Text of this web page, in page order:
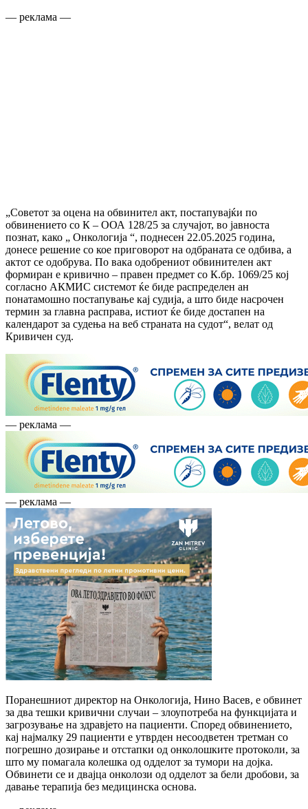
— реклама —
„Советот за оцена на обвинител акт, постапувајќи по
обвинението со К – ООА 128/25 за случајот, во јавноста
познат, како „ Онкологија “, поднесен 22.05.2025 година,
донесе решение со кое приговорот на одбраната се одбива, а
актот се одобрува. По вака одобрениот обвинителен акт
формиран е кривично – правен предмет со К.бр. 1069/25 кој
согласно АКМИС системот ќе биде распределен ан
понатамошно постапување кај судија, а што биде насрочен
термин за главна расправа, истиот ќе биде достапен на
календарот за судења на веб страната на судот“, велат од
Кривичен суд.
— реклама —
— реклама —
Поранешниот директор на Онкологија, Нино Васев, е обвинет
за два тешки кривични случаи – злоупотреба на функцијата и
загрозување на здравјето на пациенти. Според обвинението,
кај најмалку 29 пациенти е утврден несоодветен третман со
погрешно дозирање и отстапки од онколошките протоколи, за
што му помагала колешка од одделот за тумори на дојка.
Обвинети се и двајца онколози од одделот за бели дробови, за
давање терапија без медицинска основа.